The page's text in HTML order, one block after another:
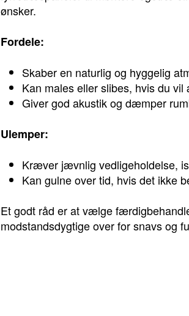
ønsker.
Fordele:
Skaber en naturlig og hyggelig
Kan males eller slibes, hvis du
Giver god akustik og dæmper
Ulemper:
Kræver jævnlig vedligeholdelse,
Kan gulne over tid, hvis det ikke
Et godt råd er at vælge
modstandsdygtige over for snavs og